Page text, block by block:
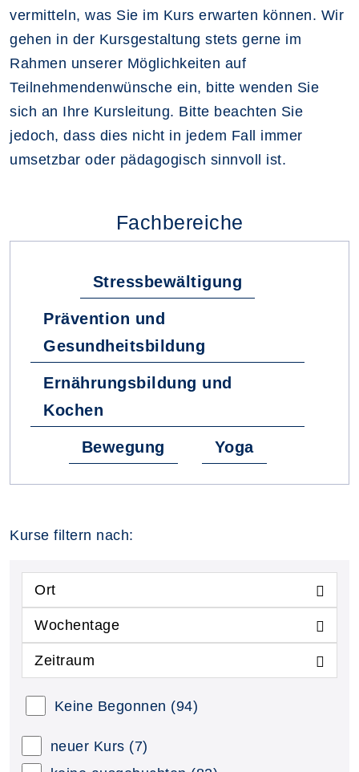
vermitteln, was Sie im Kurs erwarten können. Wir
gehen in der Kursgestaltung stets gerne im
Rahmen unserer Möglichkeiten auf
Teilnehmendenwünsche ein, bitte wenden Sie
sich an Ihre Kursleitung. Bitte beachten Sie
jedoch, dass dies nicht in jedem Fall immer
umsetzbar oder pädagogisch sinnvoll ist.
Fachbereiche
Stressbewältigung
Prävention und
Gesundheitsbildung
Ernährungsbildung und
Kochen
Bewegung Yoga
Kurse filtern nach:
Ort
Wochentage
Zeitraum
Keine Begonnen (94)
neuer Kurs (7)